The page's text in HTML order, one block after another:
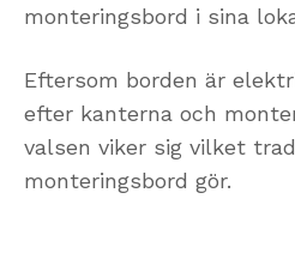
monteringsbord i sina
Eftersom borden är
efter kanterna och
valsen viker sig vilket
monteringsbord gör.